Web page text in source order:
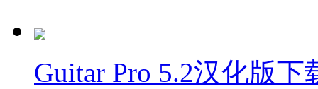
Guitar Pro 5.2汉化版下